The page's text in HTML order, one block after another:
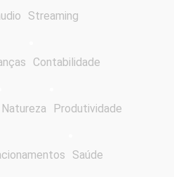
Streaming
Contabilidade
Natureza Produtividade
Saúde